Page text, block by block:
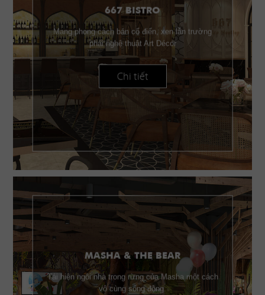
667 BISTRO
Mang phong cách bán cổ điển, xen lẫn trường
phái nghệ thuật Art Décor
Chi tiết
MASHA & THE BEAR
Tái hiện ngôi nhà trong rừng của Masha một cách
vô cùng sống động.